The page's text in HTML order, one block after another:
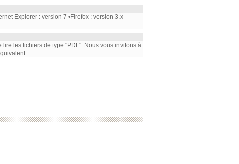
Explorer : version 7 •Firefox : version 3.x
les fichiers de type "PDF". Nous vous invitons à